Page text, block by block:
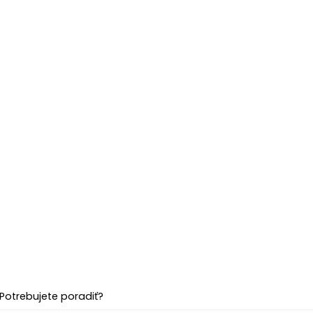
poradiť?